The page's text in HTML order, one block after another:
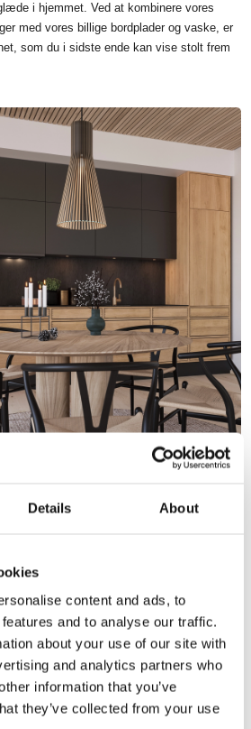
Details About
content and ads, to
and to analyse our traffic.
about your use of our site with
and analytics partners who
information that you’ve
they’ve collected from your use
i hjemmet. Ved at kombinere vores
med vores billige bordplader og vaske, er
som du i sidste ende kan vise stolt frem